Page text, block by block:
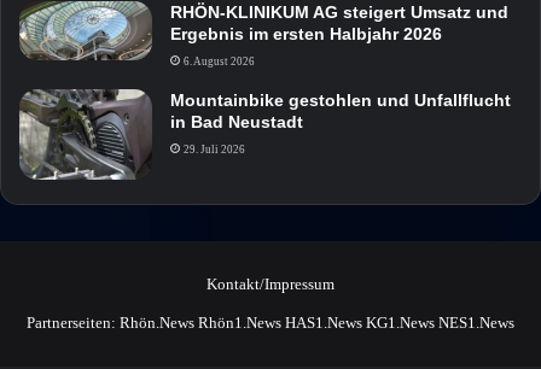
RHÖN-KLINIKUM AG steigert Umsatz und
Ergebnis im ersten Halbjahr 2026
6. August 2026
Mountainbike gestohlen und Unfallflucht
in Bad Neustadt
29. Juli 2026
Kontakt/Impressum
Partnerseiten: Rhön.News Rhön1.News HAS1.News KG1.News NES1.News